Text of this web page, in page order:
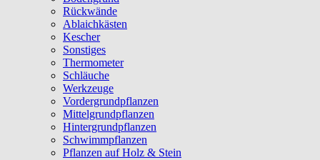
Rückwände
Ablaichkästen
Kescher
Sonstiges
Thermometer
Schläuche
Werkzeuge
Vordergrundpflanzen
Mittelgrundpflanzen
Hintergrundpflanzen
Schwimmpflanzen
Pflanzen auf Holz & Stein